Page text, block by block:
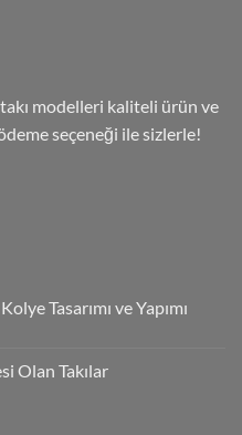
modelleri kaliteli ürün ve
seçeneği ile sizlerle!
Tasarımı ve Yapımı
Olan Takılar